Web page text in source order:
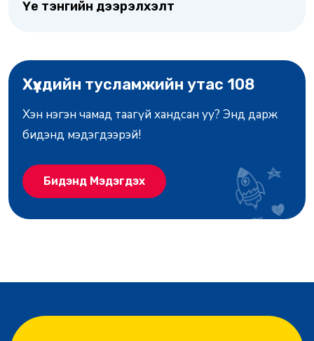
Үе тэнгийн дээрэлхэлт
Хүүхдийн тусламжийн утас 108
Хэн нэгэн чамад таагүй хандсан уу? Энд дарж
бидэнд мэдэгдээрэй!
Бидэнд Мэдэгдэх